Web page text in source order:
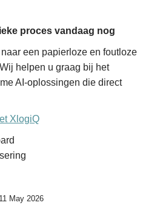
proces vandaag nog
een papierloze en foutloze
helpen u graag bij het
AI-oplossingen die direct
XlogiQ
11 May 2026